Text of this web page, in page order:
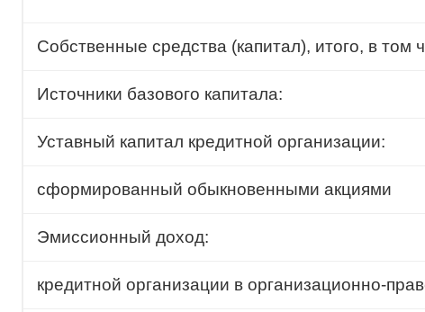
Собственные средства (капитал), итого, в том
Источники базового капитала:
Уставный капитал кредитной организации:
сформированный обыкновенными акциями
Эмиссионный доход:
кредитной организации в организационно-